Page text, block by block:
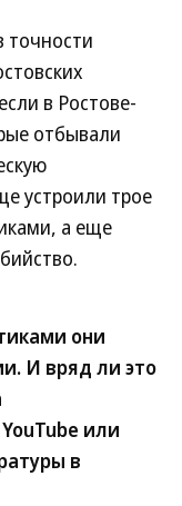
точности
в Ростове-
отбывали
устроили трое
а еще
они
И вряд ли это
или
в